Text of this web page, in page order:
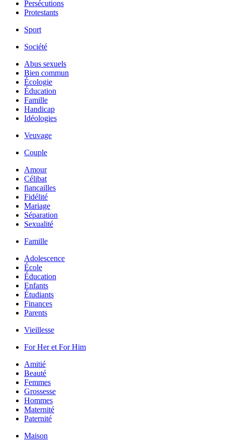
Persécutions
Protestants
Sport
Société
Abus sexuels
Bien commun
Écologie
Éducation
Famille
Handicap
Idéologies
Veuvage
Couple
Amour
Célibat
fiancailles
Fidélité
Mariage
Séparation
Sexualité
Famille
Adolescence
École
Éducation
Enfants
Étudiants
Finances
Parents
Vieillesse
For Her et For Him
Amitié
Beauté
Femmes
Grossesse
Hommes
Maternité
Paternité
Maison